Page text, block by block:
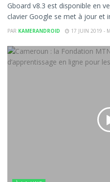
Gboard v8.3 est disponible en
clavier Google se met à jour et
PAR KAMERANDROID 17 JUIN 2019 -